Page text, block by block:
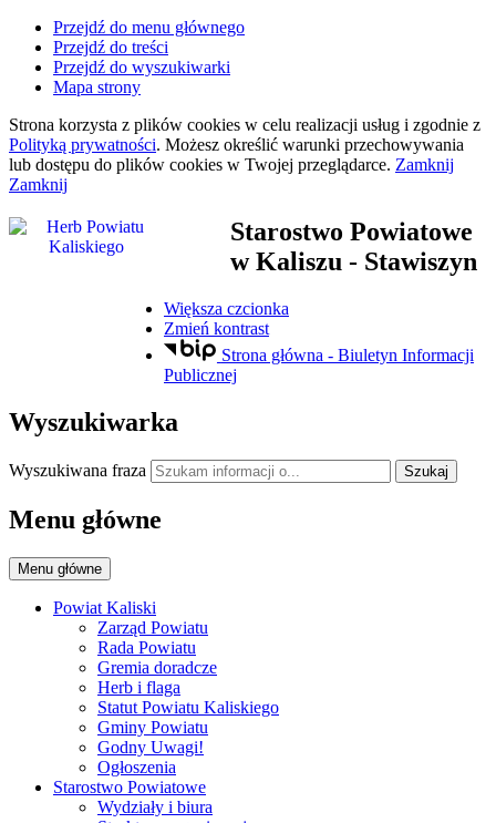
Przejdź do menu głównego
Przejdź do treści
Przejdź do wyszukiwarki
Mapa strony
Strona korzysta z plików cookies w celu realizacji usług i zgodnie z
Polityką prywatności. Możesz określić warunki przechowywania
lub dostępu do plików cookies w Twojej przeglądarce. Zamknij
Zamknij
Starostwo Powiatowe
w Kaliszu - Stawiszyn
Większa czcionka
Zmień kontrast
Strona główna - Biuletyn Informacji
Publicznej
Wyszukiwarka
Wyszukiwana fraza Szukaj
Menu główne
Menu główne
Powiat Kaliski
Zarząd Powiatu
Rada Powiatu
Gremia doradcze
Herb i flaga
Statut Powiatu Kaliskiego
Gminy Powiatu
Godny Uwagi!
Ogłoszenia
Starostwo Powiatowe
Wydziały i biura